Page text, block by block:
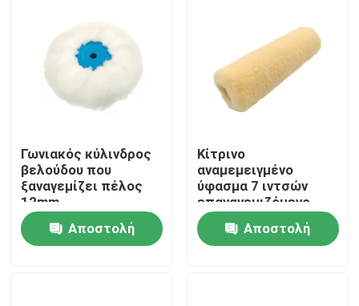
Αρχική Σελίδα
Προϊόντα
Γωνιακός κύλινδρος
βελούδου που
ξαναγεμίζει πέλος
12mm
Αποστολή
Κίτρινο
αναμεμειγμένο
ύφασμα 7 ιντσών
επαναγεμιζόμενο
κύλινδρο βαφής με
λαβή
Αποστολή